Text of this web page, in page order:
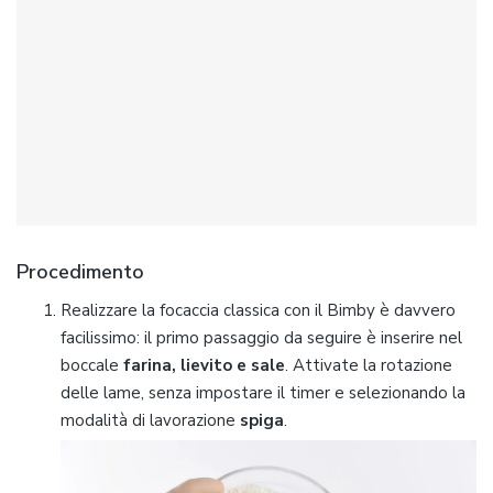
Procedimento
Realizzare la focaccia classica con il Bimby è davvero
facilissimo: il primo passaggio da seguire è inserire nel
boccale farina, lievito e sale. Attivate la rotazione
delle lame, senza impostare il timer e selezionando la
modalità di lavorazione spiga.